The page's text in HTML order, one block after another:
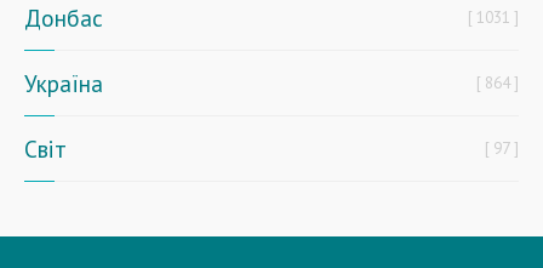
Донбас 1031
Україна 864
Світ 97